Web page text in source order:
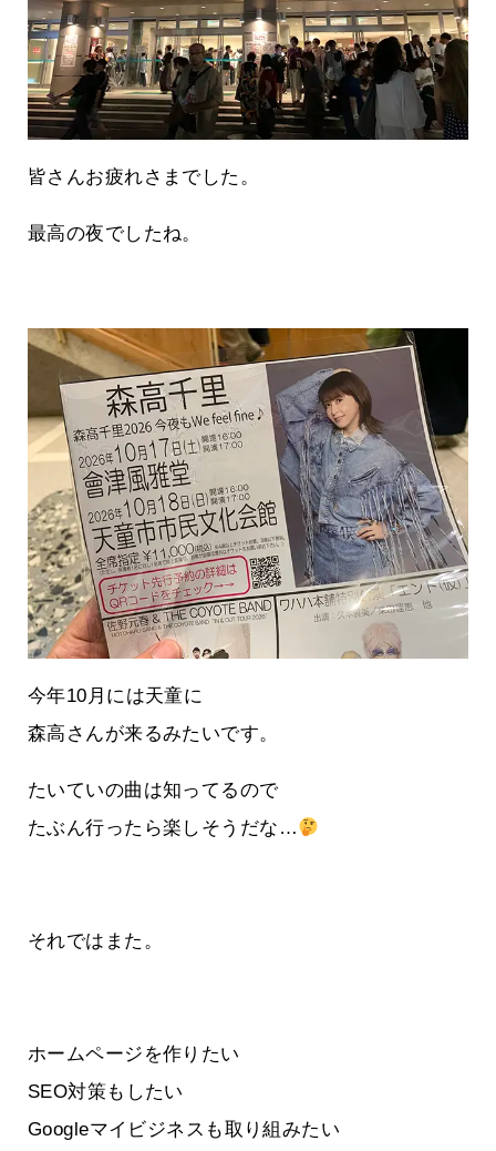
皆さんお疲れさまでした。
最高の夜でしたね。
今年10月には天童に
森高さんが来るみたいです。
たいていの曲は知ってるので
たぶん行ったら楽しそうだな…
それではまた。
ホームページを作りたい
SEO対策もしたい
Googleマイビジネスも取り組みたい